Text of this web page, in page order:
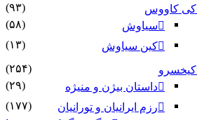
کی کاووس
(۹۳)
سیاوش
(۵۸)
کین سیاوش
(۱۳)
کیخسرو
(۲۵۴)
داستان بیژن و منیژه
(۲۹)
رزم ایرانیان و تورانیان
(۱۷۷)